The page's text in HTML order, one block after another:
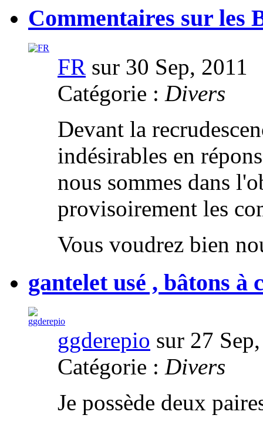
Commentaires sur les
FR sur 30 Sep, 2011
Catégorie : Divers
Devant la
indésirables en
nous sommes dans
provisoirement les
Vous voudrez bien
gantelet usé , bâtons à
ggderepio sur 27
Catégorie : Divers
Je possède deux